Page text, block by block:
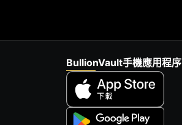
BullionVault手機應用程序